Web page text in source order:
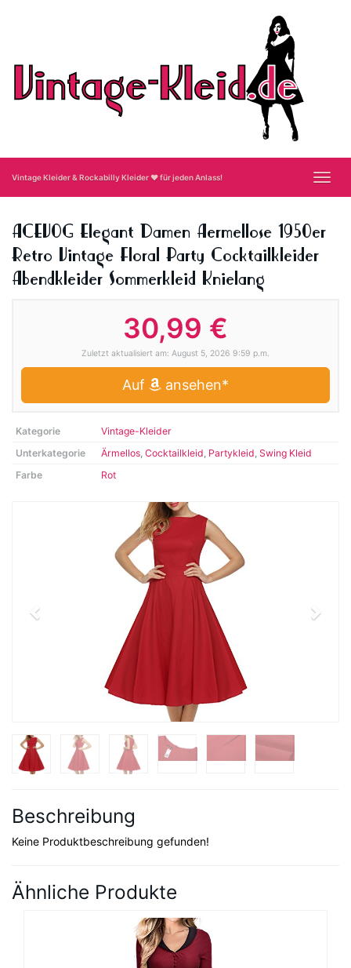
Vintage Kleider & Rockabilly Kleider ❤ für jeden Anlass!
ACEVOG Elegant Damen Aermellose 1950er
Retro Vintage Floral Party Cocktailkleider
Abendkleider Sommerkleid Knielang
30,99 €
Zuletzt aktualisiert am: August 5, 2026 9:59 p.m.
Auf ansehen*
Kategorie
Vintage-Kleider
Unterkategorie
Ärmellos, Cocktailkleid, Partykleid, Swing Kleid
Farbe
Rot
Beschreibung
Keine Produktbeschreibung gefunden!
Ähnliche Produkte